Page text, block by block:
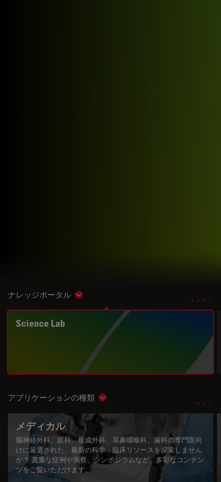
ナレッジポータル Show subnavigation
Science Lab
アプリケーションの種類 Show subnavigation
メディカル
脳神経外科、眼科、形成外科、耳鼻咽喉科、歯科の専門医向
けに厳選された、最新の科学・臨床リソースを探索しません
か？ 貴重な症例や洞察、シンポジウムなど、多彩なコンテン
ツをご覧いただけます。